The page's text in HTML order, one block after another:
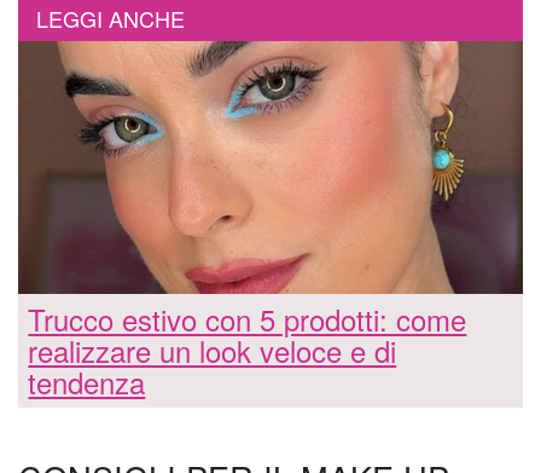
LEGGI ANCHE
Trucco estivo con 5 prodotti: come
realizzare un look veloce e di
tendenza